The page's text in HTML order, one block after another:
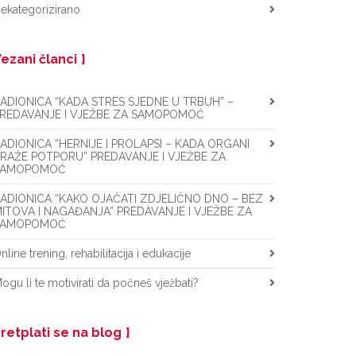
članci
“KADA STRES SJEDNE U TRBUH” –
I VJEŽBE ZA SAMOPOMOĆ
“HERNIJE I PROLAPSI – KADA ORGANI
POTPORU” PREDAVANJE I VJEŽBE ZA
“KAKO OJAČATI ZDJELIČNO DNO – BEZ
I NAGAĐANJA” PREDAVANJE I VJEŽBE ZA
trening, rehabilitacija i edukacije
li te motivirati da počneš vježbati?
se na blog